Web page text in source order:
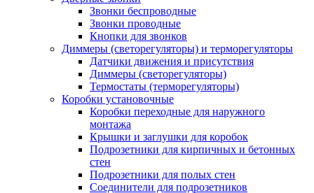
Звонки беспроводные
Звонки проводные
Кнопки для звонков
Диммеры (светорегуляторы) и терморегуляторы
Датчики движения и присутствия
Диммеры (светорегуляторы)
Термостаты (терморегуляторы)
Коробки установочные
Коробки переходные для наружного
монтажа
Крышки и заглушки для коробок
Подрозетники для кирпичных и бетонных
стен
Подрозетники для полых стен
Соединители для подрозетников